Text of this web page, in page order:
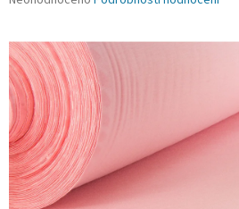
je
0,0
z
5
hvězdiček.